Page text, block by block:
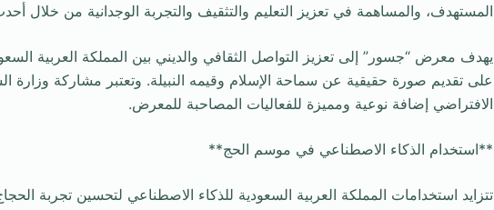
المستهدف، والمساهمة في تعزيز التعليم والتثقيف والتجربة الوجدانية من خلال
يهدف معرض “جسور” إلى تعزيز التواصل الثقافي والديني بين المملكة العربية
على تقديم صورة حقيقية عن سماحة الإسلام وقيمه النبيلة. وتعتبر مشاركة وزارة
الافتراضي إضافة نوعية ومميزة للفعاليات المصاحبة للمعرض.
**استخدام الذكاء الاصطناعي في موسم الحج**
تتزايد استخدامات المملكة العربية السعودية للذكاء الاصطناعي لتحسين تجربة